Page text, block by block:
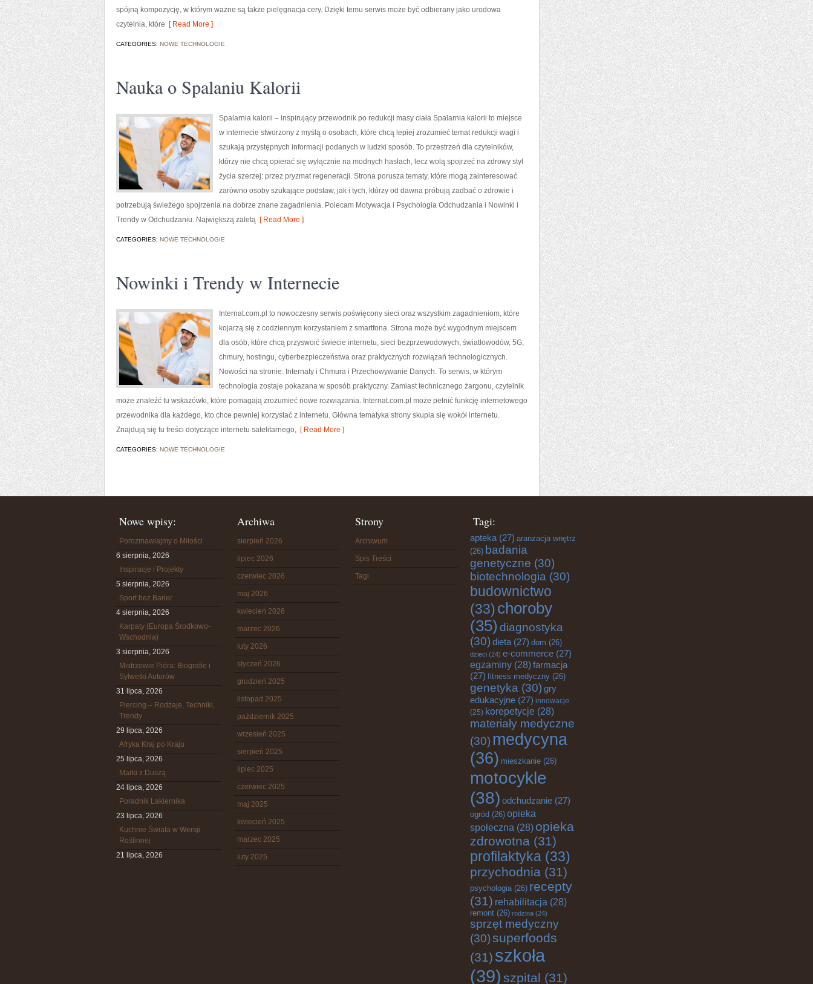
spójną kompozycję, w którym ważne są także pielęgnacja cery. Dzięki temu serwis może być odbierany jako urodowa
czytelnia, które [ Read More ]
CATEGORIES: NOWE TECHNOLOGIE
Nauka o Spalaniu Kalorii
Spalarnia kalorii – inspirujący przewodnik po redukcji masy ciała Spalarnia kalorii to miejsce
w internecie stworzony z myślą o osobach, które chcą lepiej zrozumieć temat redukcji wagi i
szukają przystępnych informacji podanych w ludzki sposób. To przestrzeń dla czytelników,
którzy nie chcą opierać się wyłącznie na modnych hasłach, lecz wolą spojrzeć na zdrowy styl
życia szerzej: przez pryzmat regeneracji. Strona porusza tematy, które mogą zainteresować
zarówno osoby szukające podstaw, jak i tych, którzy od dawna próbują zadbać o zdrowie i
potrzebują świeżego spojrzenia na dobrze znane zagadnienia. Polecam Motywacja i Psychologia Odchudzania i Nowinki i
Trendy w Odchudzaniu. Największą zaletą [ Read More ]
CATEGORIES: NOWE TECHNOLOGIE
Nowinki i Trendy w Internecie
Internat.com.pl to nowoczesny serwis poświęcony sieci oraz wszystkim zagadnieniom, które
kojarzą się z codziennym korzystaniem z smartfona. Strona może być wygodnym miejscem
dla osób, które chcą przyswoić świecie internetu, sieci bezprzewodowych, światłowodów, 5G,
chmury, hostingu, cyberbezpieczeństwa oraz praktycznych rozwiązań technologicznych.
Nowości na stronie: Internaty i Chmura i Przechowywanie Danych. To serwis, w którym
technologia zostaje pokazana w sposób praktyczny. Zamiast technicznego żargonu, czytelnik
może znaleźć tu wskazówki, które pomagają zrozumieć nowe rozwiązania. Internat.com.pl może pełnić funkcję internetowego
przewodnika dla każdego, kto chce pewniej korzystać z internetu. Główna tematyka strony skupia się wokół internetu.
Znajdują się tu treści dotyczące internetu satelitarnego, [ Read More ]
CATEGORIES: NOWE TECHNOLOGIE
Nowe wpisy:
Porozmawiajmy o Miłości
6 sierpnia, 2026
Inspiracje i Projekty
5 sierpnia, 2026
Sport bez Barier
4 sierpnia, 2026
Karpaty (Europa Środkowo-
Wschodnia)
3 sierpnia, 2026
Mistrzowie Pióra: Biografie i
Sylwetki Autorów
31 lipca, 2026
Piercing – Rodzaje, Techniki,
Trendy
29 lipca, 2026
Afryka Kraj po Kraju
25 lipca, 2026
Marki z Duszą
24 lipca, 2026
Poradnik Lakiernika
23 lipca, 2026
Kuchnie Świata w Wersji
Roślinnej
21 lipca, 2026
Archiwa
sierpień 2026
lipiec 2026
czerwiec 2026
maj 2026
kwiecień 2026
marzec 2026
luty 2026
styczeń 2026
grudzień 2025
listopad 2025
październik 2025
wrzesień 2025
sierpień 2025
lipiec 2025
czerwiec 2025
maj 2025
kwiecień 2025
marzec 2025
luty 2025
Strony
Archiwum
Spis Treści
Tagi
Tagi:
apteka (27) aranżacja wnętrz
(26) badania
genetyczne (30)
biotechnologia (30)
budownictwo
(33)choroby
(35) diagnostyka
(30) dieta (27) dom (26)
dzieci (24) e-commerce (27)
egzaminy (28)farmacja
(27) fitness medyczny (26)
genetyka (30) gry
edukacyjne (27) innowacje
(25) korepetycje (28)
materiały medyczne
(30) medycyna
(36) mieszkanie (26)
motocykle
(38) odchudzanie (27)
ogród (26) opieka
społeczna (28) opieka
zdrowotna (31)
profilaktyka (33)
przychodnia (31)
psychologia(26) recepty
(31) rehabilitacja (28)
remont (26) rodzina (24)
sprzęt medyczny
(30)superfoods
(31) szkoła
(39) szpital (31)